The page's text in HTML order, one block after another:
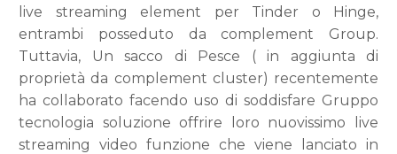
live streaming element per Tinder o Hinge,
entrambi posseduto da complement Group.
Tuttavia, Un sacco di Pesce ( in aggiunta di
proprietà da complement cluster) recentemente
ha collaborato facendo uso di soddisfare Gruppo
tecnologia soluzione offrire loro nuovissimo live
streaming video funzione che viene lanciato in